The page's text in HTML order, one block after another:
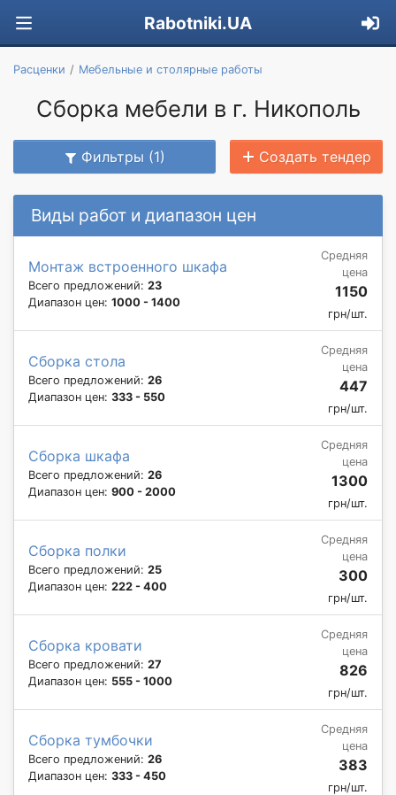
Rabotniki.UA
Расценки Мебельные и столярные работы
Сборка мебели в г. Никополь
Фильтры (1) Создать тендер
Виды работ и диапазон цен
Монтаж встроенного шкафа
Всего предложений: 23
Диапазон цен: 1000 - 1400
Средняя
цена
1150
грн/шт.
Сборка стола
Всего предложений: 26
Диапазон цен: 333 - 550
Средняя
цена
447
грн/шт.
Сборка шкафа
Всего предложений: 26
Диапазон цен: 900 - 2000
Средняя
цена
1300
грн/шт.
Сборка полки
Всего предложений: 25
Диапазон цен: 222 - 400
Средняя
цена
300
грн/шт.
Сборка кровати
Всего предложений: 27
Диапазон цен: 555 - 1000
Средняя
цена
826
грн/шт.
Сборка тумбочки
Всего предложений: 26
Диапазон цен: 333 - 450
Средняя
цена
383
грн/шт.